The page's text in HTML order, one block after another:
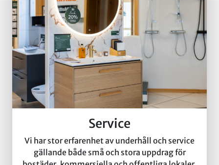
Service
Vi har stor erfarenhet av underhåll och service
gällande både små och stora uppdrag för